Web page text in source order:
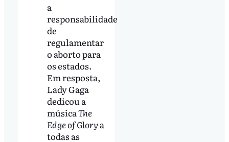
a
responsabilidade
de
regulamentar
o aborto para
os estados.
Em resposta,
Lady Gaga
dedicou a
músicaThe
Edge of Glorya
todas as